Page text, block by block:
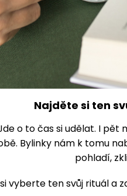
Najděte si ten
o to čas si udělat. I
Bylinky nám k tomu
pohladí,
vyberte ten svůj rituál a